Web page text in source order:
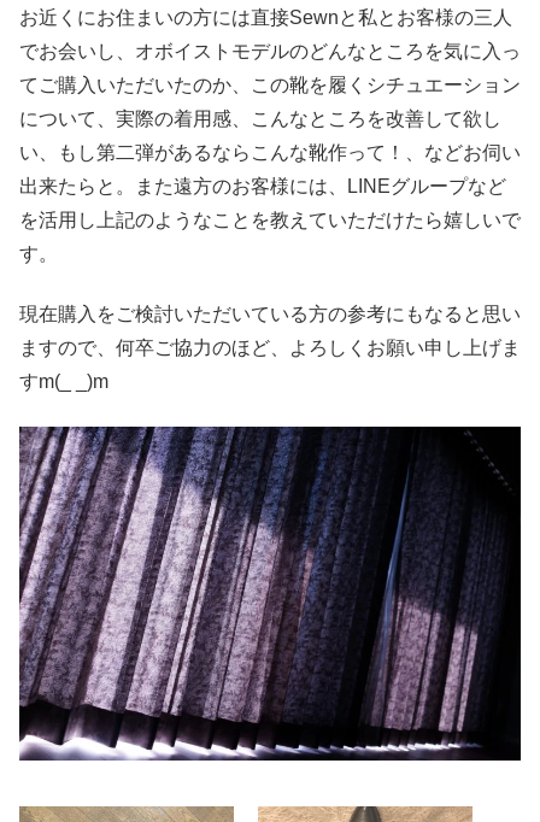
お近くにお住まいの方には直接Sewnと私とお客様の三人
でお会いし、オボイストモデルのどんなところを気に入っ
てご購入いただいたのか、この靴を履くシチュエーション
について、実際の着用感、こんなところを改善して欲し
い、もし第二弾があるならこんな靴作って！、などお伺い
出来たらと。また遠方のお客様には、LINEグループなど
を活用し上記のようなことを教えていただけたら嬉しいで
す。
現在購入をご検討いただいている方の参考にもなると思い
ますので、何卒ご協力のほど、よろしくお願い申し上げま
すm(_ _)m